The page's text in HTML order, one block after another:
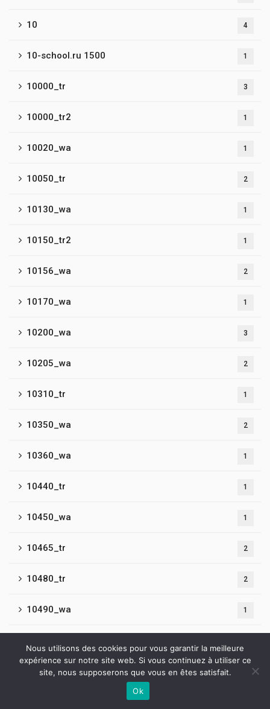
10 4
10-school.ru 1500 1
10000_tr 3
10000_tr2 1
10020_wa 1
10050_tr 2
10130_wa 1
10150_tr2 1
10156_wa 2
10170_wa 1
10200_wa 3
10205_wa 2
10310_tr 1
10350_wa 2
10360_wa 1
10440_tr 1
10450_wa 1
10465_tr 2
10480_tr 2
10490_wa 1
10500_wa4
Nous utilisons des cookies pour vous garantir la meilleure
expérience sur notre site web. Si vous continuez à utiliser ce
site, nous supposerons que vous en êtes satisfait.
Ok